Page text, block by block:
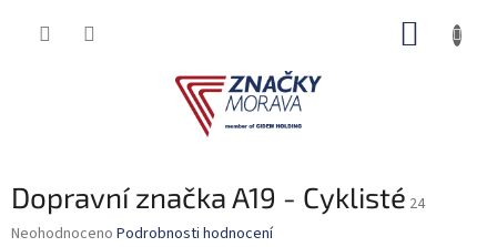
Dopravní značka A19 - Cyklisté 24
Průměrné
Neohodnoceno Podrobnosti hodnocení